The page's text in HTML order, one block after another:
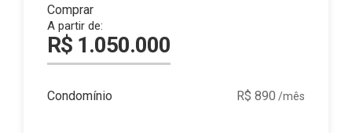
Comprar
A partir de:
R$ 1.050.000
Condomínio R$ 890 /mês